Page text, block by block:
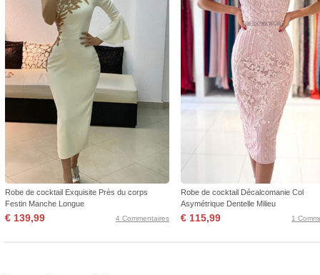
Robe de cocktail Exquisite Près du corps
Festin Manche Longue
€ 139,99 4 Commentaires
Robe de cocktail Décalcomanie Col
Asymétrique Dentelle Milieu
€ 115,99 1